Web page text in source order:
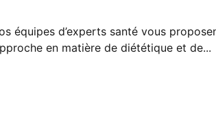
équipes d’experts santé vous
en matière de diététique et de...